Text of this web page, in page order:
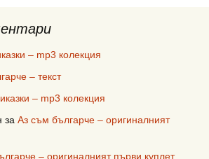
– mp3 колекция
– текст
– mp3 колекция
за Аз съм българче – оригиналният
– оригиналният първи куплет